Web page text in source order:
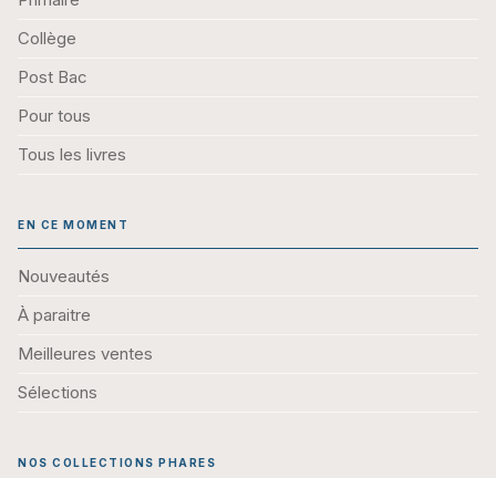
Collège
Post Bac
Pour tous
Tous les livres
EN CE MOMENT
Nouveautés
À paraitre
Meilleures ventes
Sélections
NOS COLLECTIONS PHARES